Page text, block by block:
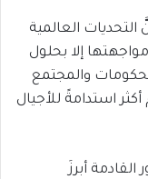
العالمية
إلا بحلول
والمجتمع
استدامةً للأجيال
أبرزَ